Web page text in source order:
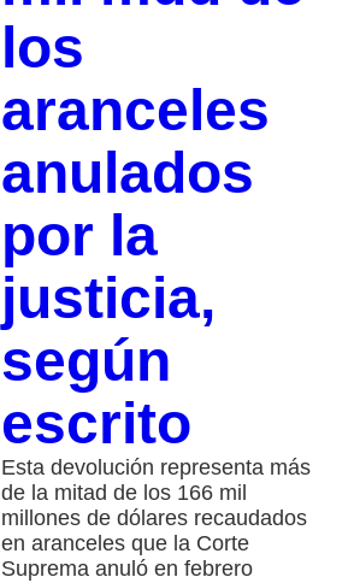
los
aranceles
anulados
por la
justicia,
según
escrito
Esta devolución representa más
de la mitad de los 166 mil
millones de dólares recaudados
en aranceles que la Corte
Suprema anuló en febrero